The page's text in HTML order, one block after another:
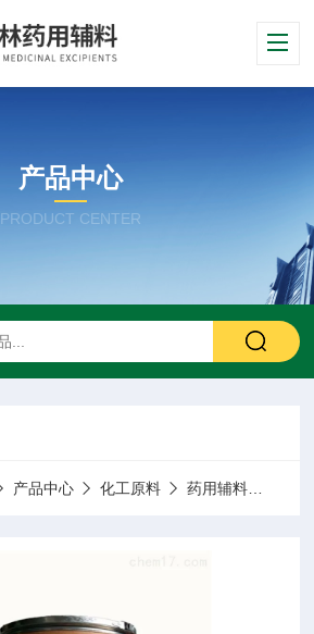
产品中心
PRODUCT CENTER
产品中心 化工原料 药用辅料